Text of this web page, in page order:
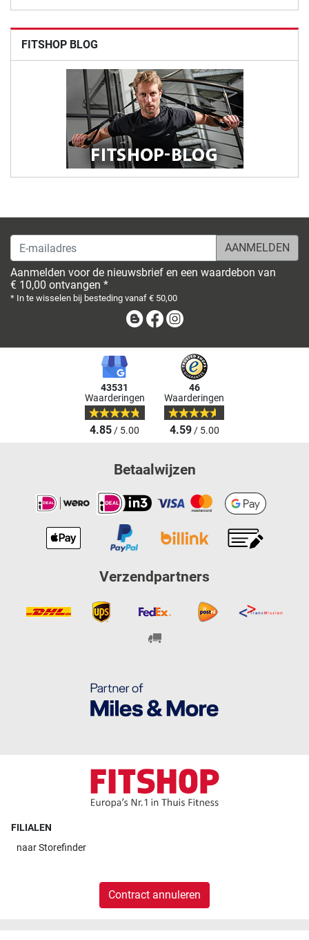
FITSHOP BLOG
E-mailadres
Aanmelden voor de nieuwsbrief en een waardebon van
€ 10,00 ontvangen *
* In te wisselen bij besteding vanaf € 50,00
BlogFacebook
43531
Waarderingen
4.85/ 5.00
46
Waarderingen
4.59/ 5.00
Betaalwijzen
Verzendpartners
FILIALEN
naarStorefinder
Contract annuleren